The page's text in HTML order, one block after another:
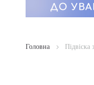
Головна